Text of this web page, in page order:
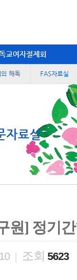
교여자절제회
의 해독 FAS자료실
자료실
원] 정기
| 조회 5623